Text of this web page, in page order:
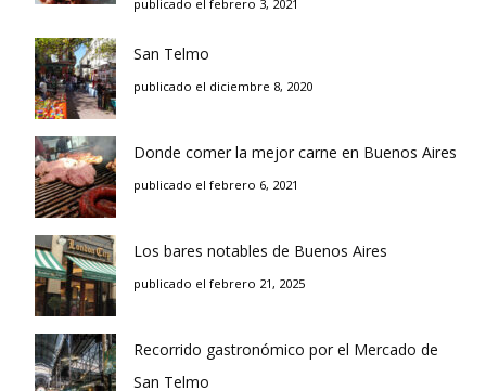
publicado el febrero 3, 2021
San Telmo
publicado el diciembre 8, 2020
Donde comer la mejor carne en Buenos Aires
publicado el febrero 6, 2021
Los bares notables de Buenos Aires
publicado el febrero 21, 2025
Recorrido gastronómico por el Mercado de
San Telmo